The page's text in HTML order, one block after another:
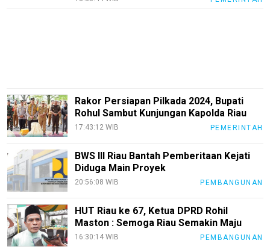
Rakor Persiapan Pilkada 2024, Bupati
Rohul Sambut Kunjungan Kapolda Riau
17:43:12 WIB PEMERINTAH
BWS III Riau Bantah Pemberitaan Kejati
Diduga Main Proyek
20:56:08 WIB PEMBANGUNAN
HUT Riau ke 67, Ketua DPRD Rohil
Maston : Semoga Riau Semakin Maju
16:30:14 WIB PEMBANGUNAN
Techno
Guide
Automotive
Trending
Smartphone
EduBudaya
EduStyle